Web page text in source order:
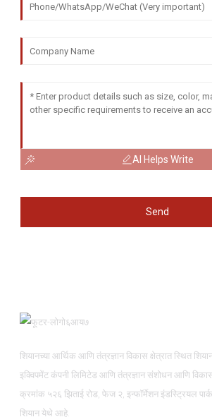
AI Helps Write
Send
शियानच्या आर्थिक आणि तंत्रज्ञान विकास क्षेत्रात स्थित
इक्विपमेंट कंपनी लिमिटेड आणि तंत्रज्ञान संशोधन आणि
क्रमांक ५२६ झिताई रोड, फेज २, इन्फॉर्मेशन इंडस्ट्रियल
शियान येथे आहे.